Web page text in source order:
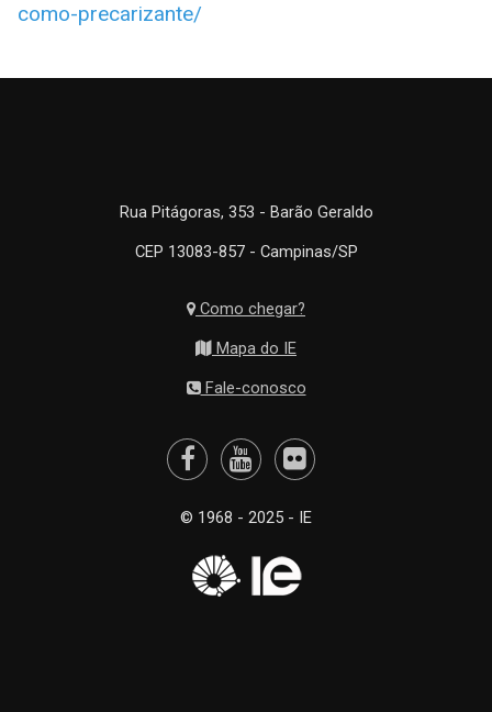
como-precarizante/
Rua Pitágoras, 353 - Barão Geraldo
CEP 13083-857 - Campinas/SP
Como chegar?
Mapa do IE
Fale-conosco
© 1968 - 2025 - IE